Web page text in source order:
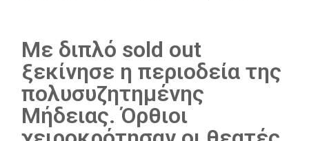
Με διπλό sold out
ξεκίνησε η περιοδεία της
πολυσυζητημένης
Μήδειας. Όρθιοι